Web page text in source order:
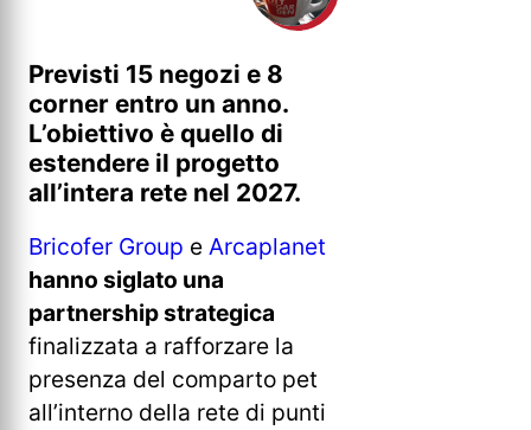
Previsti 15 negozi e 8
corner entro un anno.
L’obiettivo è quello di
estendere il progetto
all’intera rete nel 2027.
Bricofer Group e Arcaplanet
hanno siglato una
partnership strategica
finalizzata a rafforzare la
presenza del comparto pet
all’interno della rete di punti